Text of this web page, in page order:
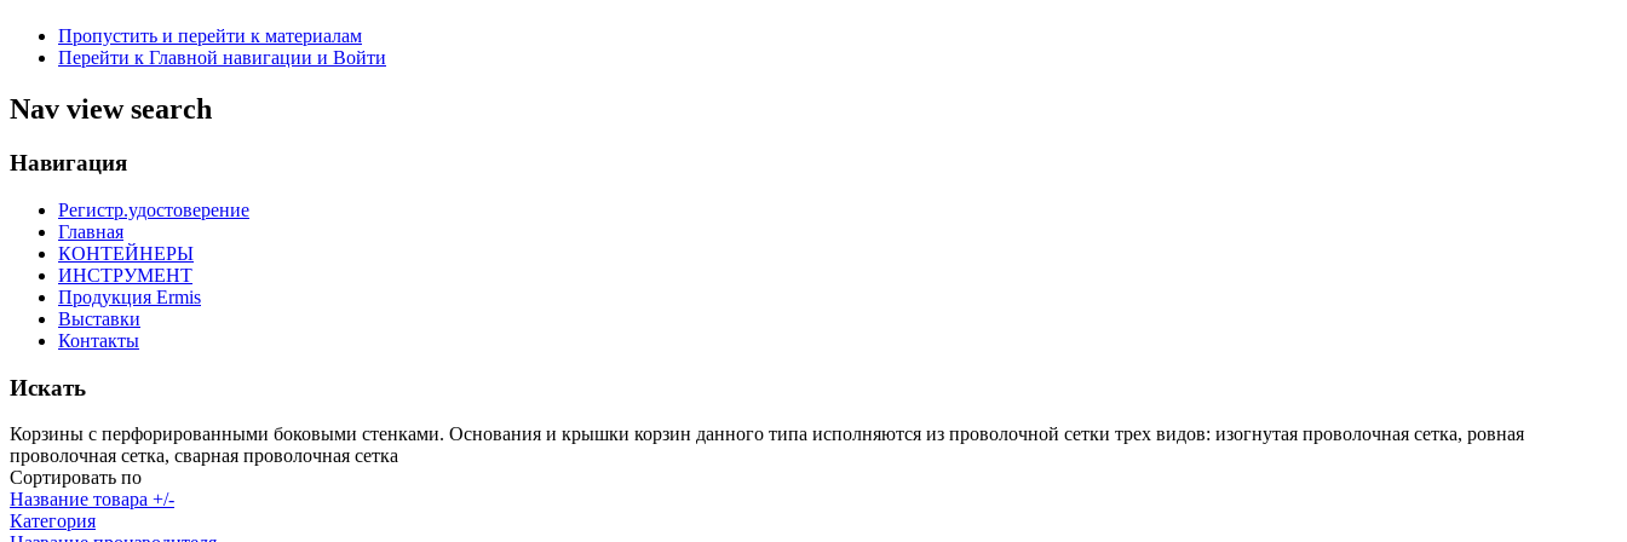
Пропустить и перейти к материалам
Перейти к Главной навигации и Войти
Nav view search
Навигация
Регистр.удостоверение
Главная
КОНТЕЙНЕРЫ
ИНСТРУМЕНТ
Продукция Ermis
Выставки
Контакты
Искать
Корзины с перфорированными боковыми стенками. Основания и крышки корзин данного типа исполняются из проволочной сетки трех видов: изогнутая проволочная сетка, ровная
проволочная сетка, сварная проволочная сетка
Сортировать по
Название товара +/-
Категория